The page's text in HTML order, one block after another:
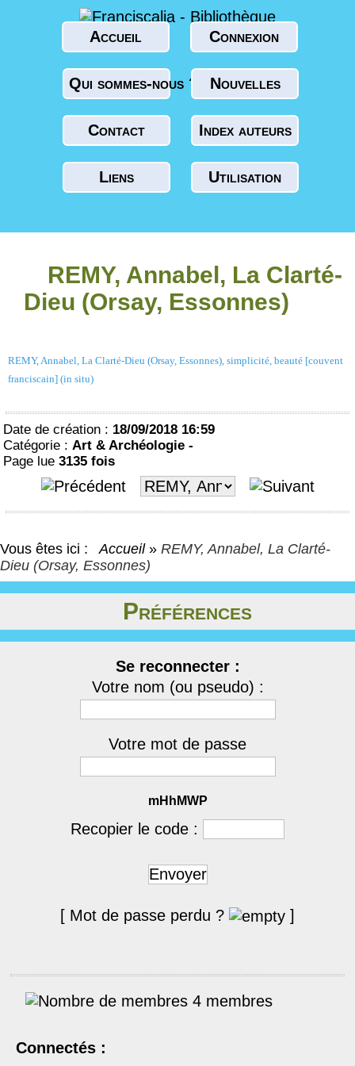
Accueil Connexion
Qui sommes-nous ? Nouvelles
Contact Index auteurs
Liens Utilisation
REMY, Annabel, La Clarté-
Dieu (Orsay, Essonnes)
REMY, Annabel, La Clarté-Dieu (Orsay, Essonnes), simplicité, beauté [couvent
franciscain] (in situ)
Date de création : 18/09/2018 16:59
Catégorie : Art & Archéologie -
Page lue 3135 fois
Vous êtes ici : Accueil » REMY, Annabel, La Clarté-
Dieu (Orsay, Essonnes)
Préférences
Se reconnecter :
Votre nom (ou pseudo) :
Votre mot de passe
mHhMWP
Recopier le code :
Envoyer
[ Mot de passe perdu ? ]
4 membres
Connectés :